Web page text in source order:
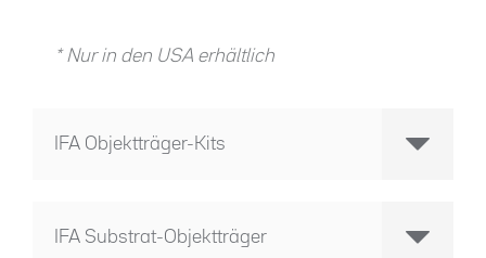
* Nur in den USA erhältlich
IFA Objektträger-Kits
IFA Substrat-Objektträger